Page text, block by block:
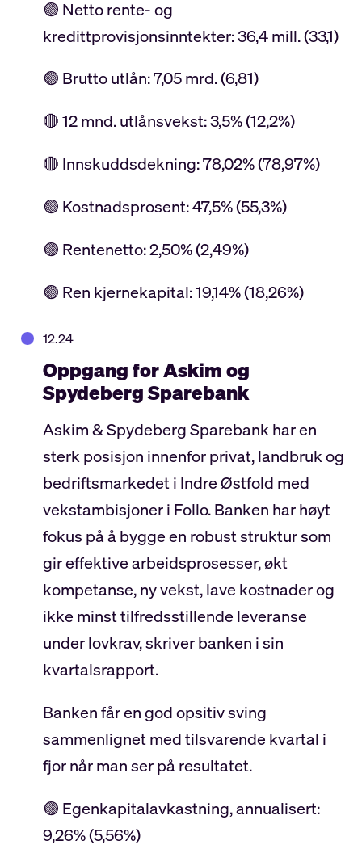
🟢 Netto rente- og
kredittprovisjonsinntekter: 36,4 mill. (33,1)
🟢 Brutto utlån: 7,05 mrd. (6,81)
🔴 12 mnd. utlånsvekst: 3,5% (12,2%)
🔴 Innskuddsdekning: 78,02% (78,97%)
🟢 Kostnadsprosent: 47,5% (55,3%)
🟢 Rentenetto: 2,50% (2,49%)
🟢 Ren kjernekapital: 19,14% (18,26%)
12.24
Oppgang for Askim og
Spydeberg Sparebank
Askim & Spydeberg Sparebank har en
sterk posisjon innenfor privat, landbruk og
bedriftsmarkedet i Indre Østfold med
vekstambisjoner i Follo. Banken har høyt
fokus på å bygge en robust struktur som
gir effektive arbeidsprosesser, økt
kompetanse, ny vekst, lave kostnader og
ikke minst tilfredsstillende leveranse
under lovkrav, skriver banken i sin
kvartalsrapport.
Banken får en god opsitiv sving
sammenlignet med tilsvarende kvartal i
fjor når man ser på resultatet.
🟢 Egenkapitalavkastning, annualisert:
9,26% (5,56%)